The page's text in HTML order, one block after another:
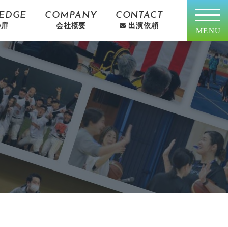
COMPANY
会社概要
CONTACT
出演依頼
MENU